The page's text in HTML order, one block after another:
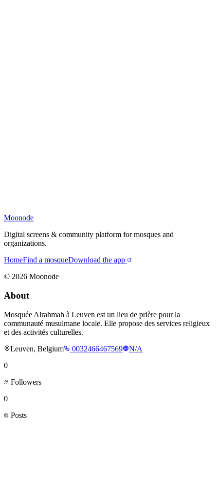
Moonode
Digital screens & community platform for mosques and
organizations.
HomeFind a mosqueDownload the app
© 2026 Moonode
About
Mosquée Alrahmah à Leuven est un lieu de prière pour la
communauté musulmane locale. Elle propose des services religieux
et des activités culturelles.
Leuven, Belgium
0032466467569
N/A
0
Followers
0
Posts